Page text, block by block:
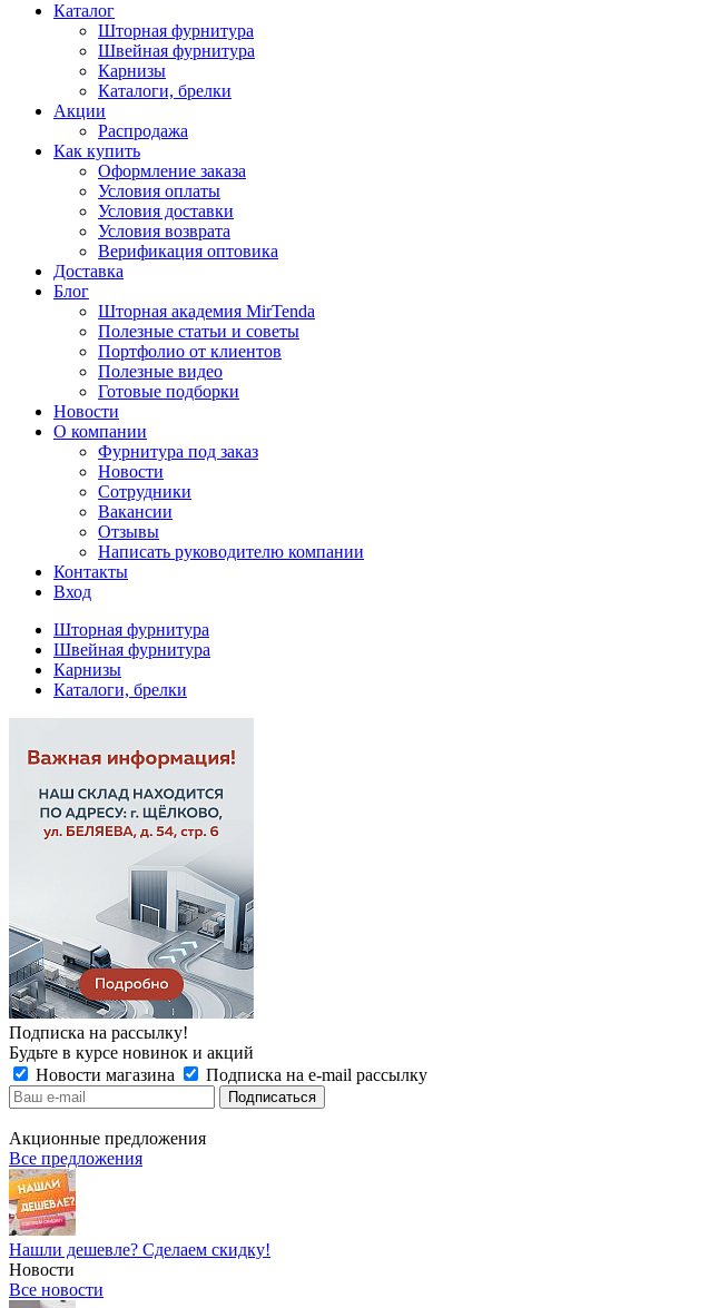
Каталог
Шторная фурнитура
Швейная фурнитура
Карнизы
Каталоги, брелки
Акции
Распродажа
Как купить
Оформление заказа
Условия оплаты
Условия доставки
Условия возврата
Верификация оптовика
Доставка
Блог
Шторная академия MirTenda
Полезные статьи и советы
Портфолио от клиентов
Полезные видео
Готовые подборки
Новости
О компании
Фурнитура под заказ
Новости
Сотрудники
Вакансии
Отзывы
Написать руководителю компании
Контакты
Вход
Шторная фурнитура
Швейная фурнитура
Карнизы
Каталоги, брелки
Подписка на рассылку!
Будьте в курсе новинок и акций
Новости магазина
Подписка на e-mail рассылку
Акционные предложения
Все предложения
Нашли дешевле? Сделаем скидку!
Новости
Все новости